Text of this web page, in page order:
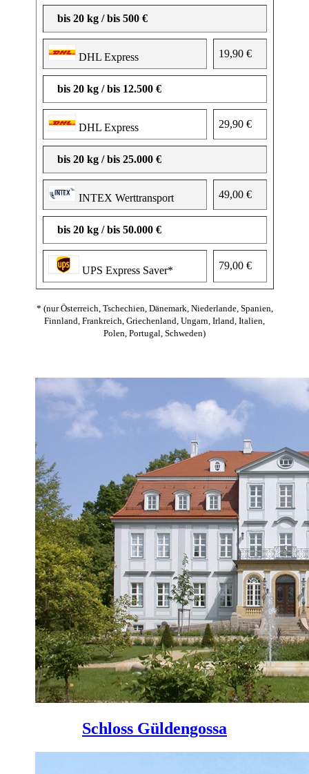
bis 20 kg / bis 500 €
DHL Express 19,90 €
bis 20 kg / bis 12.500 €
DHL Express 29,90 €
bis 20 kg / bis 25.000 €
INTEX Werttransport 49,00 €
bis 20 kg / bis 50.000 €
UPS Express Saver* 79,00 €
* (nur Österreich, Tschechien, Dänemark, Niederlande, Spanien,
Finnland, Frankreich, Griechenland, Ungarn, Irland, Italien,
Polen, Portugal, Schweden)
Schloss Güldengossa